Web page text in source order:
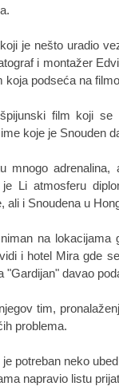
je nešto uradio
i montažer
koja podseća na
film koji
koje je Snouden
mnogo
je Li atmosferu
ali i Snoudena u
na lokacijama
i hotel Mira gde
"Gardijan" davao
tim,
problema.
je potreban neko
napravio listu